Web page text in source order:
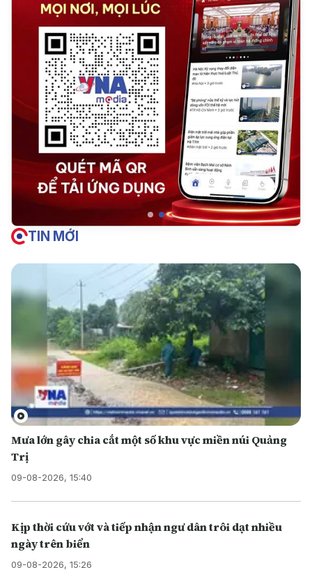
TIN MỚI
Mưa lớn gây chia cắt một số khu vực miền núi Quảng
Trị
09-08-2026, 15:40
Kịp thời cứu vớt và tiếp nhận ngư dân trôi dạt nhiều
ngày trên biển
09-08-2026, 15:26